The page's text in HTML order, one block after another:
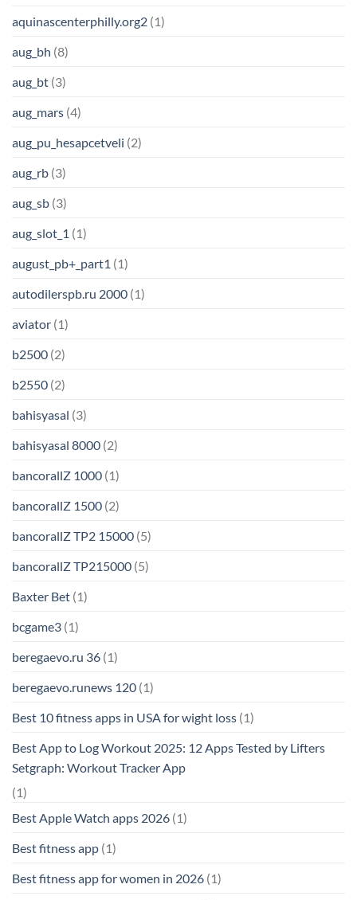
aquinascenterphilly.org2 (1)
aug_bh (8)
aug_bt (3)
aug_mars (4)
aug_pu_hesapcetveli (2)
aug_rb (3)
aug_sb (3)
aug_slot_1 (1)
august_pb+_part1 (1)
autodilerspb.ru 2000 (1)
aviator (1)
b2500 (2)
b2550 (2)
bahisyasal (3)
bahisyasal 8000 (2)
bancorallZ 1000 (1)
bancorallZ 1500 (2)
bancorallZ TP2 15000 (5)
bancorallZ TP215000 (5)
Baxter Bet (1)
bcgame3 (1)
beregaevo.ru 36 (1)
beregaevo.runews 120 (1)
Best 10 fitness apps in USA for wight loss (1)
Best App to Log Workout 2025: 12 Apps Tested by Lifters
Setgraph: Workout Tracker App
(1)
Best Apple Watch apps 2026 (1)
Best fitness app (1)
Best fitness app for women in 2026 (1)